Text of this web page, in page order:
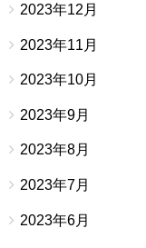
2023年12月
2023年11月
2023年10月
2023年9月
2023年8月
2023年7月
2023年6月